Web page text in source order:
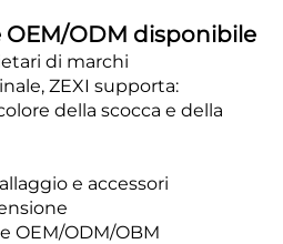
OEM/ODM disponibile
di marchi
ZEXI supporta:
della scocca e della
e accessori
OEM/ODM/OBM